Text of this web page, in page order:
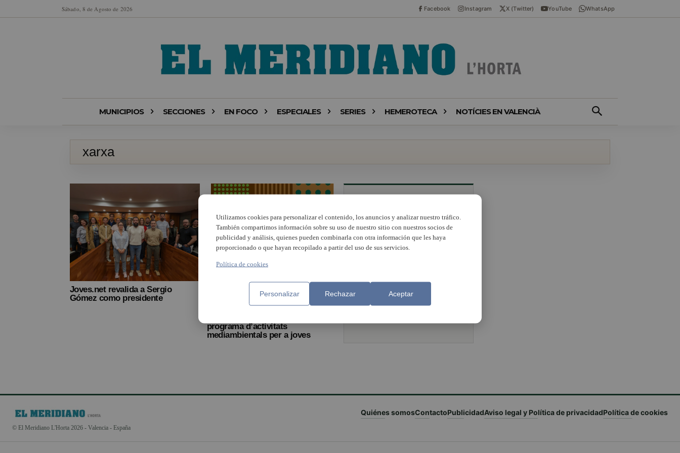
Sábado, 8 de Agosto de 2026 Facebook Instagram X (Twitter) YouTube WhatsApp
MUNICIPIOS SECCIONES EN FOCO ESPECIALES SERIES HEMEROTECA NOTÍCIES EN VALENCIÀ
xarxa
Joves.net revalida a Sergio
Gómez como presidente
programa d’activitats
mediambientals per a joves
Massamagrell s’adhereix a
© El Meridiano L'Horta 2026 - Valencia - España
Quiénes somosContactoPublicidadAviso legal y Política de privacidadPolítica de cookies
Utilizamos cookies para personalizar el contenido, los anuncios y analizar nuestro tráfico.
También compartimos información sobre su uso de nuestro sitio con nuestros socios de
publicidad y análisis, quienes pueden combinarla con otra información que les haya
proporcionado o que hayan recopilado a partir del uso de sus servicios.
Política de cookies
Personalizar Rechazar Aceptar